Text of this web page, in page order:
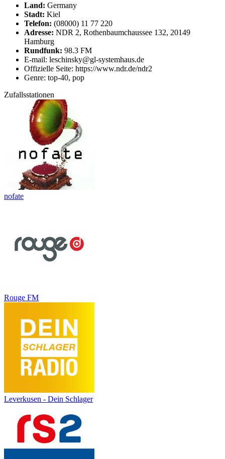
Land: Germany
Stadt: Kiel
Telefon: (08000) 11 77 220
Adresse: NDR 2, Rothenbaumchaussee 132, 20149
Hamburg
Rundfunk: 98.3 FM
E-mail: leschinsky@gl-systemhaus.de
Offizielle Seite: https://www.ndr.de/ndr2
Genre: top-40, pop
Zufallsstationen
nofate
Rouge FM
Leverkusen - Dein Schlager